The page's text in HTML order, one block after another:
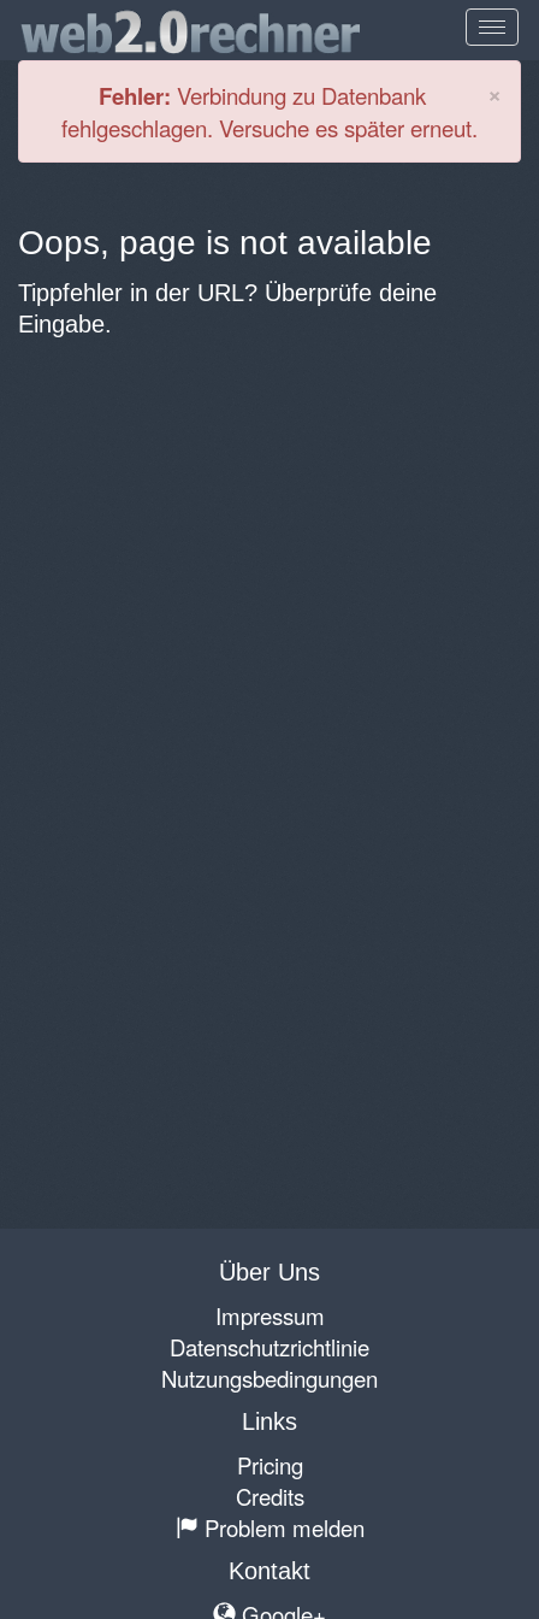
×
Fehler: Verbindung zu Datenbank
fehlgeschlagen. Versuche es später erneut.
Oops, page is not available
Tippfehler in der URL? Überprüfe deine
Eingabe.
Über Uns
Impressum
Datenschutzrichtlinie
Nutzungsbedingungen
Links
Pricing
Credits
Problem melden
Kontakt